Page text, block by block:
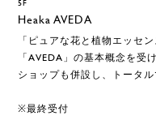
5F
Heaka AVEDA
「ピュアな花と植物エッセ
「AVEDA」の基本概念を受
ショップも併設し、トータ
※最終受付